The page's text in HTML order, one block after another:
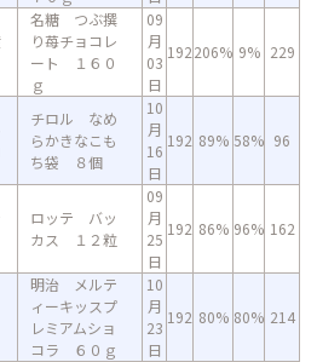
名糖 つぶ撰
り苺チョコレ
ート １６０
ｇ
09
月
03
日
192206% 9% 229
チロル なめ
らかきなこも
ち袋 ８個
10
月
16
日
192 89% 58% 96
ロッテ バッ
カス １２粒
09
月
25
日
192 86% 96% 162
明治 メルテ
ィーキッスプ
レミアムショ
コラ ６０ｇ
10
月
23
日
192 80% 80% 214